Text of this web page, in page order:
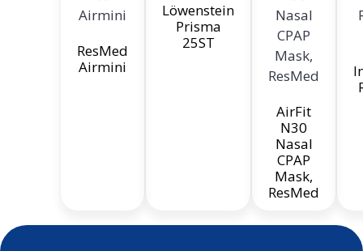
ResMed
Airmini
Löwenstein
Prisma
25ST
AirFit
N30
Nasal
CPAP
Mask,
ResMed